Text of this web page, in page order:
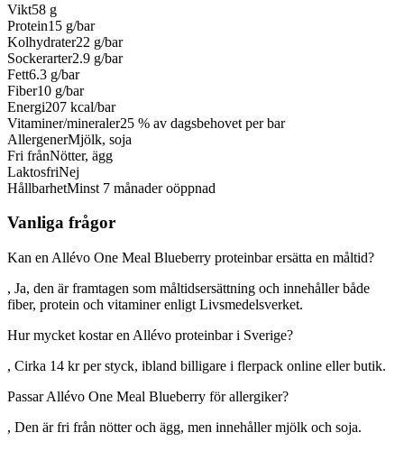
Vikt58 g
Protein15 g/bar
Kolhydrater22 g/bar
Sockerarter2.9 g/bar
Fett6.3 g/bar
Fiber10 g/bar
Energi207 kcal/bar
Vitaminer/mineraler25 % av dagsbehovet per bar
AllergenerMjölk, soja
Fri frånNötter, ägg
LaktosfriNej
HållbarhetMinst 7 månader oöppnad
Vanliga frågor
Kan en Allévo One Meal Blueberry proteinbar ersätta en måltid?
, Ja, den är framtagen som måltidsersättning och innehåller både
fiber, protein och vitaminer enligt Livsmedelsverket.
Hur mycket kostar en Allévo proteinbar i Sverige?
, Cirka 14 kr per styck, ibland billigare i flerpack online eller butik.
Passar Allévo One Meal Blueberry för allergiker?
, Den är fri från nötter och ägg, men innehåller mjölk och soja.